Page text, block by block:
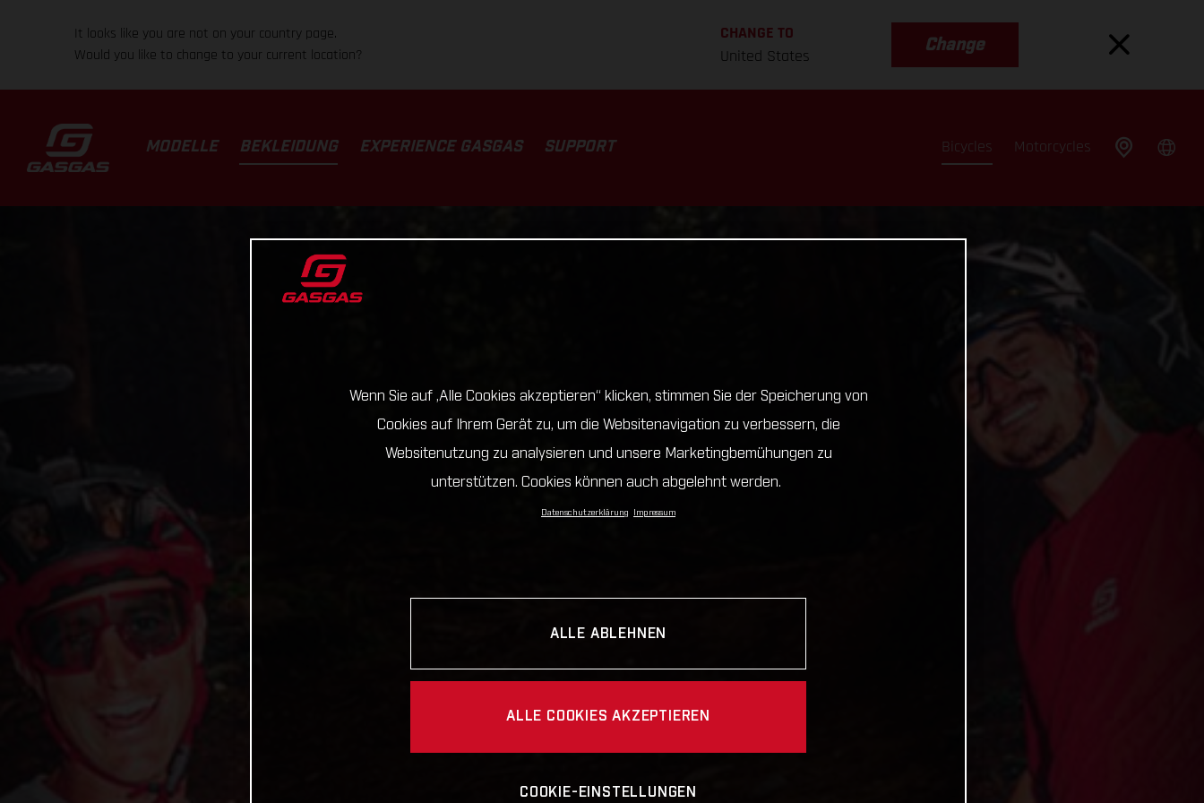
It looks like you are not on your country page.
Would you like to change to your current location?
CHANGE TO
United States
Change
MODELLE BEKLEIDUNG EXPERIENCE GASGAS SUPPORT Bicycles Motorcycles
Wenn Sie auf „Alle Cookies akzeptieren“ klicken, stimmen Sie der Speicherung von
Cookies auf Ihrem Gerät zu, um die Websitenavigation zu verbessern, die
Websitenutzung zu analysieren und unsere Marketingbemühungen zu
unterstützen. Cookies können auch abgelehnt werden.
Datenschutzerklärung Impressum
ALLE ABLEHNEN
ALLE COOKIES AKZEPTIEREN
COOKIE-EINSTELLUNGEN